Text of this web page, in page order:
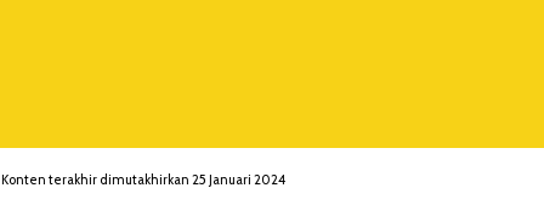
terakhir dimutakhirkan 25 Januari 2024